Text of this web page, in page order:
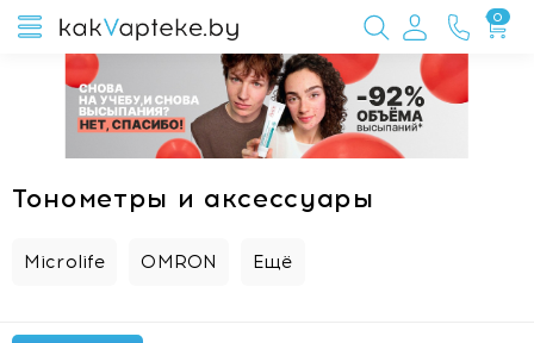
0
Тонометры и аксессуары
Microlife OMRON Ещё